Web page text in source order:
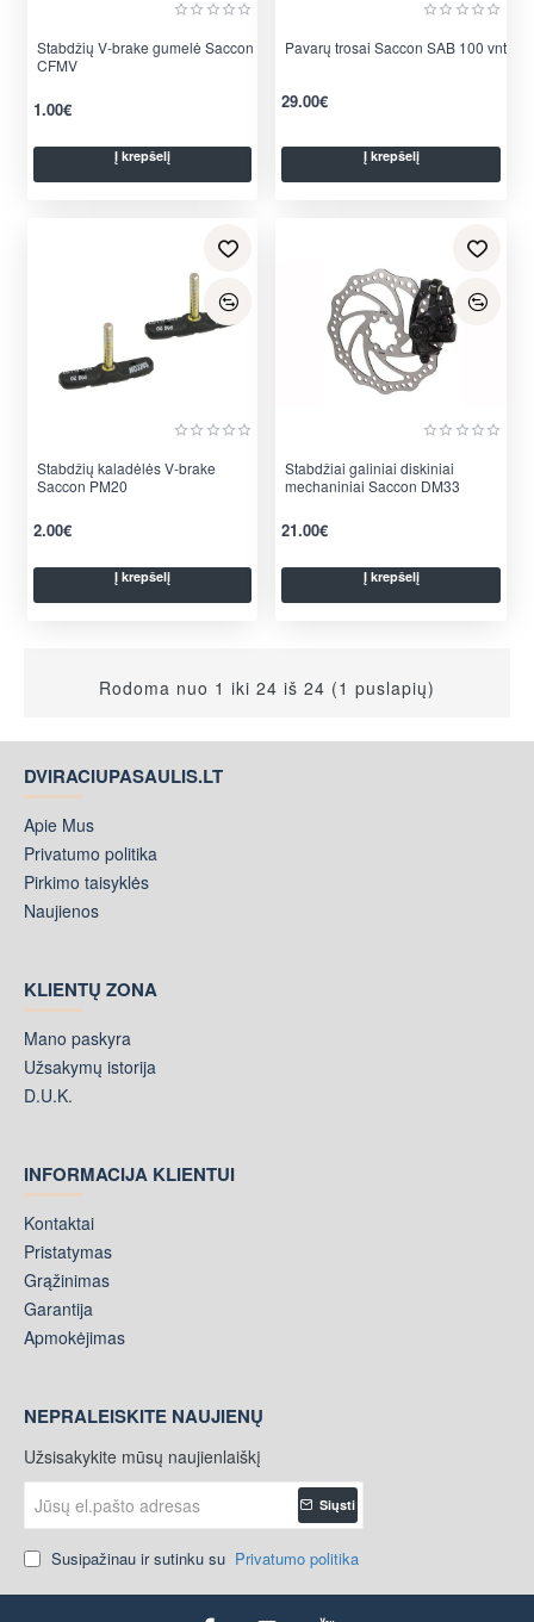
Stabdžių V-brake gumelė Saccon
CFMV
1.00€
Į krepšelį
Pavarų trosai Saccon SAB 100 vnt
29.00€
Į krepšelį
Stabdžių kaladėlės V-brake
Saccon PM20
2.00€
Į krepšelį
Stabdžiai galiniai diskiniai
mechaniniai Saccon DM33
21.00€
Į krepšelį
Rodoma nuo 1 iki 24 iš 24 (1 puslapių)
DVIRACIUPASAULIS.LT
Apie Mus
Privatumo politika
Pirkimo taisyklės
Naujienos
KLIENTŲ ZONA
Mano paskyra
Užsakymų istorija
D.U.K.
INFORMACIJA KLIENTUI
Kontaktai
Pristatymas
Grąžinimas
Garantija
Apmokėjimas
NEPRALEISKITE NAUJIENŲ
Užsisakykite mūsų naujienlaiškį
el.pašto
Siųsti
Susipažinau ir sutinku su Privatumo politika